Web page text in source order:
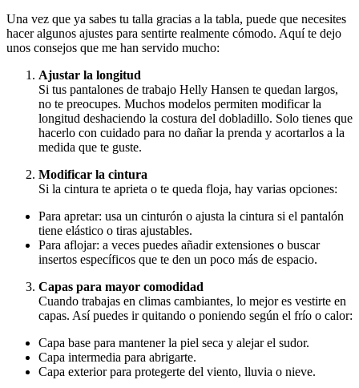
Una vez que ya sabes tu talla gracias a la tabla, puede que necesites
hacer algunos ajustes para sentirte realmente cómodo. Aquí te dejo
unos consejos que me han servido mucho:
Ajustar la longitud
Si tus pantalones de trabajo Helly Hansen te quedan largos,
no te preocupes. Muchos modelos permiten modificar la
longitud deshaciendo la costura del dobladillo. Solo tienes que
hacerlo con cuidado para no dañar la prenda y acortarlos a la
medida que te guste.
Modificar la cintura
Si la cintura te aprieta o te queda floja, hay varias opciones:
Para apretar: usa un cinturón o ajusta la cintura si el pantalón
tiene elástico o tiras ajustables.
Para aflojar: a veces puedes añadir extensiones o buscar
insertos específicos que te den un poco más de espacio.
Capas para mayor comodidad
Cuando trabajas en climas cambiantes, lo mejor es vestirte en
capas. Así puedes ir quitando o poniendo según el frío o calor:
Capa base para mantener la piel seca y alejar el sudor.
Capa intermedia para abrigarte.
Capa exterior para protegerte del viento, lluvia o nieve.